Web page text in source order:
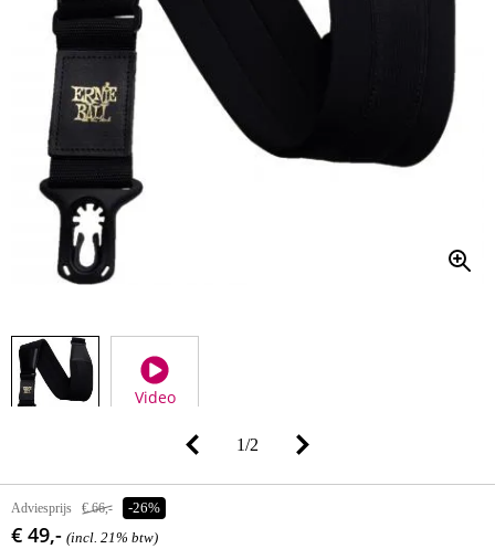
Video
1/2
Adviesprijs € 66,- -26%
€ 49,- (incl. 21% btw)